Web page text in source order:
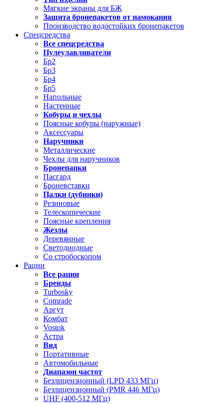
Мягкие экраны для БЖ
Защита бронепакетов от намокания
Производство водостойких бронепакетов
Спецсредства
Все спецсредства
Пулеулавливатели
Бр2
Бр3
Бр4
Бр5
Напольные
Настенные
Кобуры и чехлы
Поясные кобуры (наружные)
Аксессуары
Наручники
Металлические
Чехлы для наручников
Бронепапки
Пасгард
Броневставки
Палки (дубинки)
Резиновые
Телескопические
Поясные крепления
Жезлы
Деревянные
Светодиодные
Со стробоскопом
Рации
Все рации
Бренды
Turbosky
Comrade
Аргут
Комбат
Vostok
Астра
Вид
Портативные
Автомобильные
Диапазон частот
Безлицензионный (LPD 433 МГц)
Безлицензионный (PMR 446 МГц)
UHF (400-512 МГц)